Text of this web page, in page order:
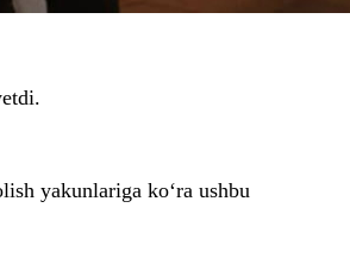
yakunlariga ko‘ra ushbu